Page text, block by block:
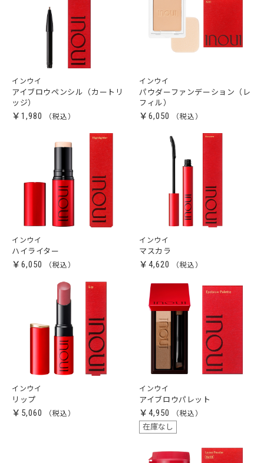
インウイ
アイブロウペンシル（カートリ
ッジ）
￥1,980
インウイ
パウダーファンデーション（レ
フィル）
￥6,050
インウイ
ハイライター
￥6,050
インウイ
マスカラ
￥4,620
インウイ
リップ
￥5,060
インウイ
アイブロウパレット
￥4,950
在庫なし